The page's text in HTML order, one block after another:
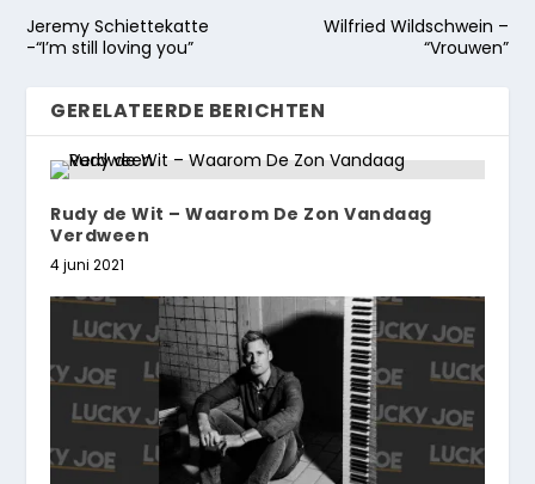
Jeremy Schiettekatte
-“I’m still loving you”
Wilfried Wildschwein –
“Vrouwen”
GERELATEERDE BERICHTEN
Rudy de Wit – Waarom De Zon Vandaag
Verdween
4 juni 2021